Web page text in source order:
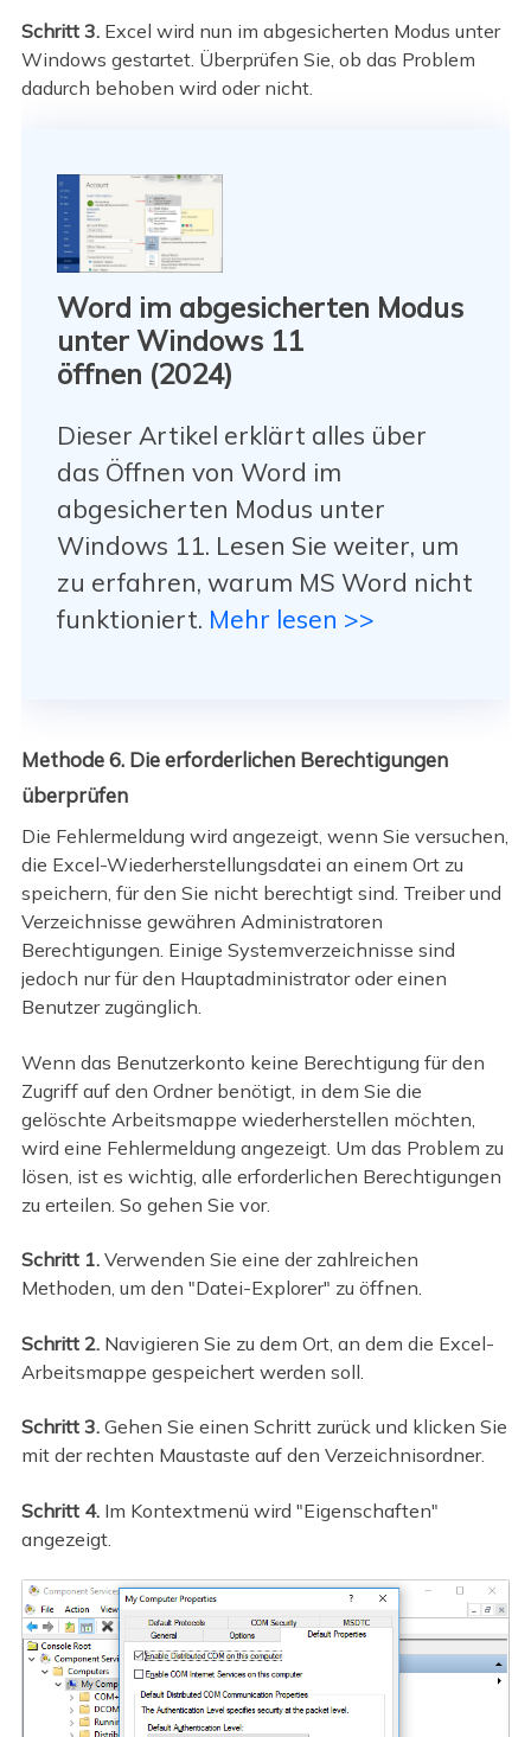
Schritt 3.Excel wird nun im abgesicherten Modus unter
Windows gestartet. Überprüfen Sie, ob das Problem
dadurch behoben wird oder nicht.
Word im abgesicherten Modus
unter Windows 11
öffnen (2024)
Dieser Artikel erklärt alles über
das Öffnen von Word im
abgesicherten Modus unter
Windows 11. Lesen Sie weiter, um
zu erfahren, warum MS Word nicht
funktioniert. Mehr lesen >>
Methode 6. Die erforderlichen Berechtigungen
überprüfen
Die Fehlermeldung wird angezeigt, wenn Sie versuchen,
die Excel-Wiederherstellungsdatei an einem Ort zu
speichern, für den Sie nicht berechtigt sind. Treiber und
Verzeichnisse gewähren Administratoren
Berechtigungen. Einige Systemverzeichnisse sind
jedoch nur für den Hauptadministrator oder einen
Benutzer zugänglich.
Wenn das Benutzerkonto keine Berechtigung für den
Zugriff auf den Ordner benötigt, in dem Sie die
gelöschte Arbeitsmappe wiederherstellen möchten,
wird eine Fehlermeldung angezeigt. Um das Problem zu
lösen, ist es wichtig, alle erforderlichen Berechtigungen
zu erteilen. So gehen Sie vor.
Schritt 1. Verwenden Sie eine der zahlreichen
Methoden, um den "Datei-Explorer" zu öffnen.
Schritt 2. Navigieren Sie zu dem Ort, an dem die Excel-
Arbeitsmappe gespeichert werden soll.
Schritt 3. Gehen Sie einen Schritt zurück und klicken Sie
mit der rechten Maustaste auf den Verzeichnisordner.
Schritt 4. Im Kontextmenü wird "Eigenschaften"
angezeigt.